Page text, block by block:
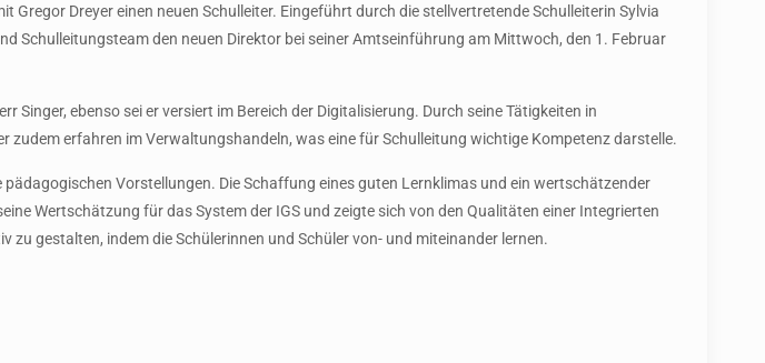
Dreyer einen neuen Schulleiter. Eingeführt durch die stellvertretende Schulleiterin Sylvia
Schulleitungsteam den neuen Direktor bei seiner Amtseinführung am Mittwoch, den 1. Februar
ebenso sei er versiert im Bereich der Digitalisierung. Durch seine Tätigkeiten in
erfahren im Verwaltungshandeln, was eine für Schulleitung wichtige Kompetenz darstelle.
Vorstellungen. Die Schaffung eines guten Lernklimas und ein wertschätzender
Wertschätzung für das System der IGS und zeigte sich von den Qualitäten einer Integrierten
gestalten, indem die Schülerinnen und Schüler von- und miteinander lernen.